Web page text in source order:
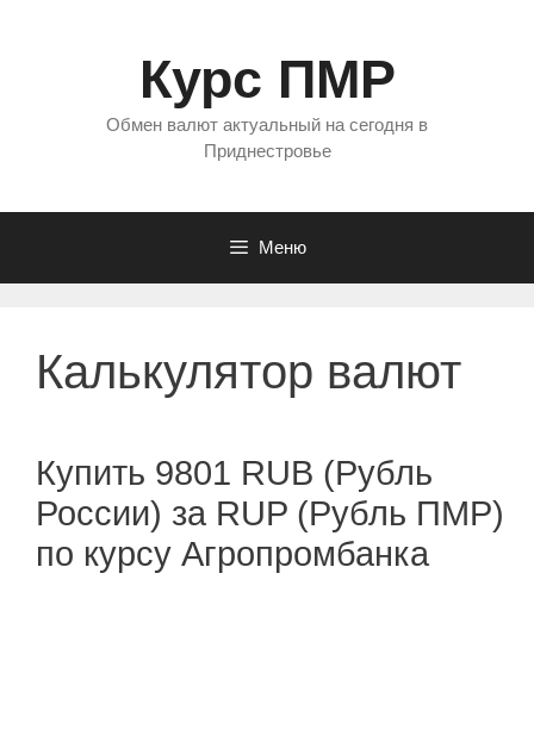
Курс ПМР
Обмен валют актуальный на сегодня в
Приднестровье
Меню
Калькулятор валют
Купить 9801 RUB (Рубль
России) за RUP (Рубль ПМР)
по курсу Агропромбанка